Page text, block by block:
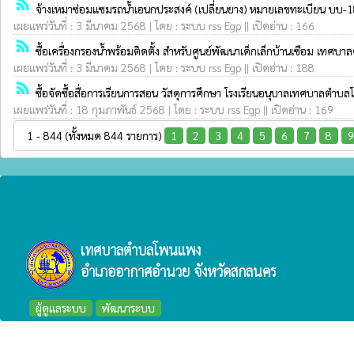
rss_feed จ้างเหมาซ่อมแซมรถน้ำเอนกประสงค์ (เปลี่ยนยาง) หมายเลขทะเบียน บบ
เผยแพร่วันที่ : 3 มีนาคม 2568 | โดย : ระบบ rss Egp || เปิดอ่าน : 166
rss_feed ซื้อเครื่องกรองน้ำพร้อมติดตั้ง สำหรับศูนย์พัฒนาเด็กเล็กบ้านเซือม เทศบา
เผยแพร่วันที่ : 3 มีนาคม 2568 | โดย : ระบบ rss Egp || เปิดอ่าน : 188
rss_feed ซื้อจัดซื้อสื่อการเรียนการสอน วัสดุการศึกษา โรงเรียนอนุบาลเทศบาลตำบ
เผยแพร่วันที่ : 18 กุมภาพันธ์ 2568 | โดย : ระบบ rss Egp || เปิดอ่าน : 169
1 - 844 (ทั้งหมด 844 รายการ)
1 2 3 4 5 6 7 8 9
เทศบาลตำบลโพนแพง
อำเภออากาศอำนวย จังหวัดสกลนคร
ผู้ดูแลระบบ พัฒนาระบบ